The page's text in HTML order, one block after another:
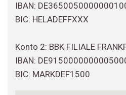
IBAN:
BIC: HELADEFFXXX
Konto 2: BBK FILIALE
IBAN:
BIC: MARKDEF1500